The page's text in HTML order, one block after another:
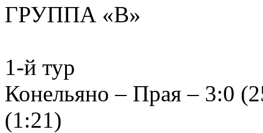
ГРУППА «В»
1-й тур
Конельяно – Прая – 3:0
(1:21)